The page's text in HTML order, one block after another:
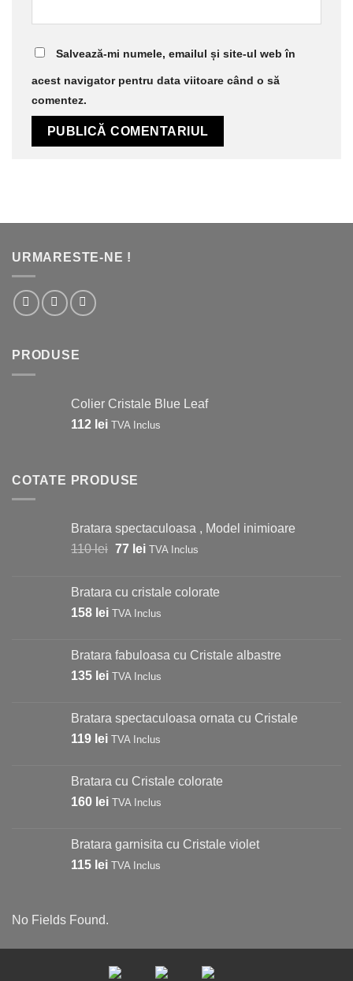
Salvează-mi numele, emailul și site-ul web în
acest navigator pentru data viitoare când o să
comentez.
URMARESTE-NE !
PRODUSE
Colier Cristale Blue Leaf
112 lei TVA Inclus
COTATE PRODUSE
Bratara spectaculoasa , Model inimioare
110lei Prețul
fost:
110 lei.
77 leiPrețul
77 lei.
TVA Inclus
Bratara cu cristale colorate
158 lei TVA Inclus
Bratara fabuloasa cu Cristale albastre
135 lei TVA Inclus
Bratara spectaculoasa ornata cu Cristale
119 lei TVA Inclus
Bratara cu Cristale colorate
160 lei TVA Inclus
Bratara garnisita cu Cristale violet
115 lei TVA Inclus
No Fields Found.